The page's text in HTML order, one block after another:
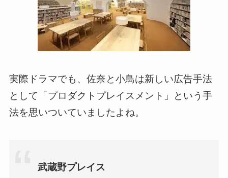
実際ドラマでも、佐奈と小鳥は新しい広告手法
として「プロダクトプレイスメント」という手
法を思いついていましたよね。
武蔵野プレイス